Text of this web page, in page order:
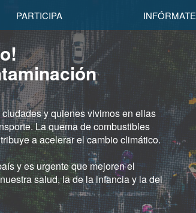
PARTICIPA INFÓRMATE
y quienes vivimos en ellas
La quema de combustibles
a acelerar el cambio climático.
y es urgente que mejoren el
salud, la de la infancia y la del